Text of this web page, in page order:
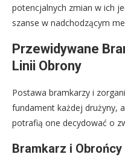
potencjalnych zmian w ich
szanse w nadchodzącym
Przewidywane
Linii Obrony
Postawa bramkarzy i
fundament każdej drużyny,
potrafią one decydować o
Bramkarz i